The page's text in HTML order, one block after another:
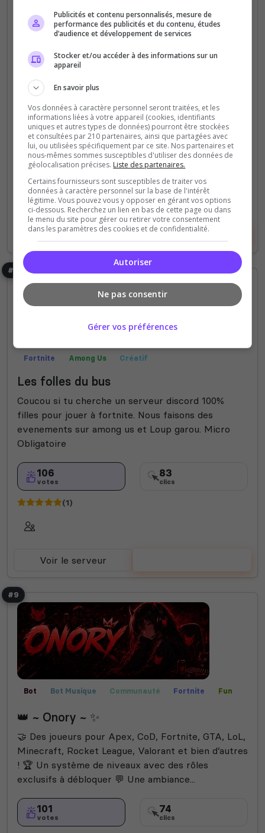
Call of Duty Communauté Films Fortnite
Créatif
Leader Drive
où le jeu rassemble avant tout. Plus qu’un serveur,
c’est une safe place digitale pour jouer, échanger,
s’entraider et avancer...
108
votes
180
clics
(3)
Voir le serveur Voter
#8
Fortnite Among Us Créatif
Les folles du bus
Coucou si tu cherche un serveur discord 100%
filles pour jouer à fortnite. Nous faisons des
evenements sur among us et Loup garou. Micro
Obligatoire
106
votes
83
clics
(1)
Voir le serveur
#9
Bot Bot Musique Communauté Fortnite
Fun
Rocket League
Valorant
👑 ~ Onory ~ ✨
🤝 Des joueurs pour Apex, CoD, Fortnite, GTA, LoL,
Minecraft, Rocket League, Valorant et bien d’autres
! 🏆 Un système de niveaux avec des rôles
exclusifs à débloquer 💬 Une ambiance...
101
votes
74
clics
Publicités et contenu personnalisés, mesure de
performance des publicités et du contenu, études
d’audience et développement de services
Stocker et/ou accéder à des informations sur un
appareil
En savoir plus
Vos données à caractère personnel seront traitées, et les
informations liées à votre appareil (cookies, identifiants
uniques et autres types de données) pourront être stockées
et consultées par 210 partenaires, ainsi que partagées avec
lui, ou utilisées spécifiquement par ce site. Nos partenaires et
nous-mêmes sommes susceptibles d'utiliser des données de
géolocalisation précises. Liste des partenaires.
Certains fournisseurs sont susceptibles de traiter vos
données à caractère personnel sur la base de l'intérêt
légitime. Vous pouvez vous y opposer en gérant vos options
ci-dessous. Recherchez un lien en bas de cette page ou dans
le menu du site pour gérer ou retirer votre consentement
dans les paramètres des cookies et de confidentialité.
Autoriser
Ne pas consentir
Gérer vos préférences